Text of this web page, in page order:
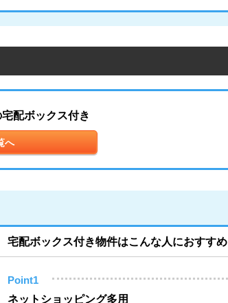
配ボックス付き
へ
宅配ボックス付き物件はこんな人におすすめ
Point1
ネットショッピング多用